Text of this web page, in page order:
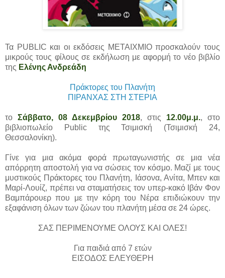
Τα PUBLIC και οι εκδόσεις ΜΕΤΑΙΧΜΙΟ προσκαλούν τους
μικρούς τους φίλους σε εκδήλωση με αφορμή το νέο βιβλίο
της Ελένης Ανδρεάδη
Πράκτορες του Πλανήτη
ΠΙΡΑΝΧΑΣ ΣΤΗ ΣΤΕΡΙΑ
το Σάββατο, 08 Δεκεμβρίου 2018, στις 12.00μ.μ., στο
βιβλιοπωλείο Public της Τσιμισκή (Τσιμισκή 24,
Θεσσαλονίκη).
Γίνε για μια ακόμα φορά πρωταγωνιστής σε μια νέα
απόρρητη αποστολή για να σώσεις τον κόσμο. Μαζί με τους
μυστικούς Πράκτορες του Πλανήτη, Ιάσονα, Ανίτα, Μπεν και
Μαρί-Λουίζ, πρέπει να σταματήσεις τον υπερ-κακό Ιβάν Φον
Βαμπάρουερ που με την κόρη του Νέρα επιδιώκουν την
εξαφάνιση όλων των ζώων του πλανήτη μέσα σε 24 ώρες.
ΣΑΣ ΠΕΡΙΜΕΝΟΥΜΕ ΟΛΟΥΣ ΚΑΙ ΟΛΕΣ!
Για παιδιά από 7 ετών
ΕΙΣΟΔΟΣ ΕΛΕΥΘΕΡΗ